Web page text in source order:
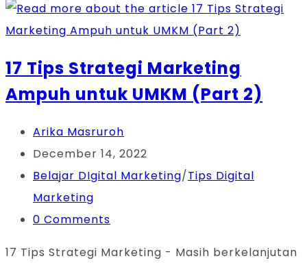
17 Tips Strategi Marketing
Ampuh untuk UMKM (Part 2)
Post
author:
Arika Masruroh
Post
published:
December 14, 2022
Post
category:
Belajar DIgital Marketing/Tips Digital
Marketing
Post
0 Comments
17 Tips Strategi Marketing - Masih berkelanjutan